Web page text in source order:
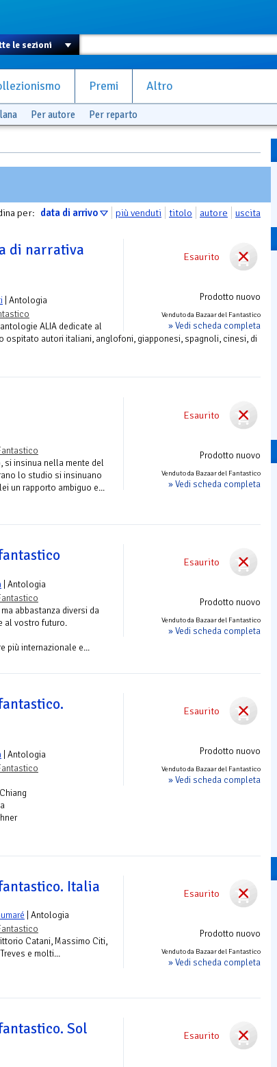
Premi Altro
Per autore Per reparto
per: data di arrivo più venduti titolo autore uscita
Esaurito
Prodotto nuovo
Venduto da Bazaar del Fantastico
» Vedi scheda completa
di narrativa
| Antologia
ALIA dedicate al
ospitato autori italiani, anglofoni, giapponesi, spagnoli, cinesi, di
Esaurito
Prodotto nuovo
Venduto da Bazaar del Fantastico
» Vedi scheda completa
si insinua nella mente del
lo studio si insinuano
un rapporto ambiguo e...
Esaurito
Prodotto nuovo
Venduto da Bazaar del Fantastico
» Vedi scheda completa
| Antologia
abbastanza diversi da
al vostro futuro.
più internazionale e...
Esaurito
Prodotto nuovo
Venduto da Bazaar del Fantastico
» Vedi scheda completa
| Antologia
Esaurito
Prodotto nuovo
Venduto da Bazaar del Fantastico
» Vedi scheda completa
Italia
| Antologia
Catani, Massimo Citi,
e molti...
Esaurito
Sol